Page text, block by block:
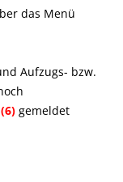
das Menü
Aufzugs- bzw.
(6) gemeldet